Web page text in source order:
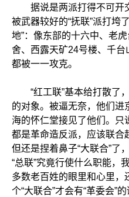
据说是两派打得不可开交
被武器较好的“抚联”派打垮
地”：像东部的十六中、老
舍、西露天矿24号楼、千台
都被一一攻克。
“红工联”基本给打散了
的对象。被逼无奈，他们进
海的怀仁堂接见了他们。只
都是革命造反派，应该联合
但还是捏着鼻子“大联合”了
“总联”究竟行使什么职能，
多数老百姓的眼里和心里，
个“大联合”才会有“革委会”